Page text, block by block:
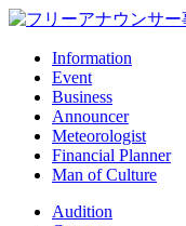
Information
Event
Business
Announcer
Meteorologist
Financial Planner
Man of Culture
Audition